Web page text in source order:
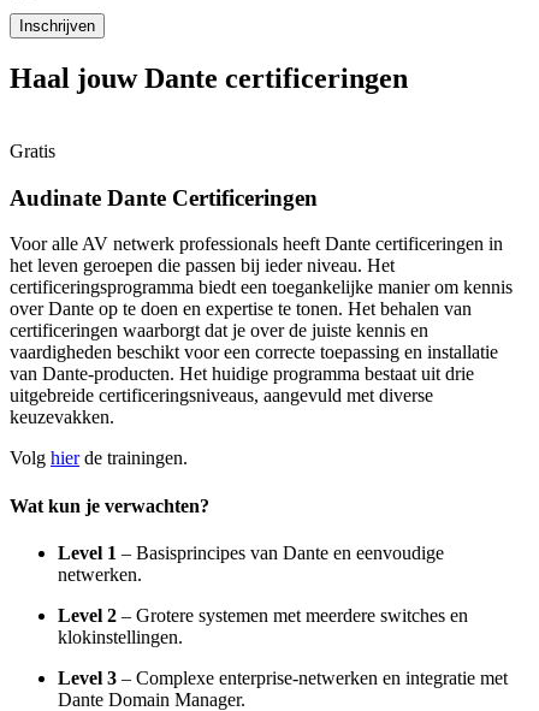
Haal jouwDante certificeringen
Gratis
Audinate Dante Certificeringen
Voor alle AV netwerk professionals heeft Dante certificeringen in
het leven geroepen die passen bij ieder niveau. Het
certificeringsprogramma biedt een toegankelijke manier om kennis
over Dante op te doen en expertise te tonen. Het behalen van
certificeringen waarborgt dat je over de juiste kennis en
vaardigheden beschikt voor een correcte toepassing en installatie
van Dante-producten. Het huidige programma bestaat uit drie
uitgebreide certificeringsniveaus, aangevuld met diverse
keuzevakken.
Volg hierde trainingen.
Wat kun je verwachten?
Level 1 – Basisprincipes van Dante en eenvoudige
netwerken.
Level 2 – Grotere systemen met meerdere switches en
klokinstellingen.
Level 3 – Complexe enterprise-netwerken en integratie met
Dante Domain Manager.